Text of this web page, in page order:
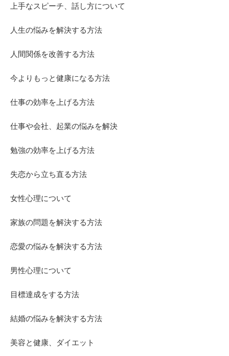
上手なスピーチ、話し方について
人生の悩みを解決する方法
人間関係を改善する方法
今よりもっと健康になる方法
仕事の効率を上げる方法
仕事や会社、起業の悩みを解決
勉強の効率を上げる方法
失恋から立ち直る方法
女性心理について
家族の問題を解決する方法
恋愛の悩みを解決する方法
男性心理について
目標達成をする方法
結婚の悩みを解決する方法
美容と健康、ダイエット